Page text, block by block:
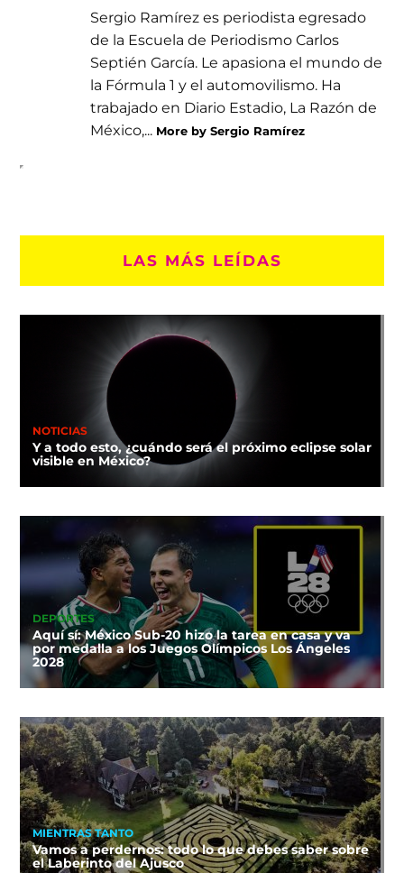
Sergio Ramírez es periodista egresado
de la Escuela de Periodismo Carlos
Septién García. Le apasiona el mundo de
la Fórmula 1 y el automovilismo. Ha
trabajado en Diario Estadio, La Razón de
México,... More by Sergio Ramírez
LAS MÁS LEÍDAS
NOTICIAS
Y a todo esto, ¿cuándo será el próximo eclipse solar
visible en México?
DEPORTES
Aquí sí: México Sub-20 hizo la tarea en casa y va
por medalla a los Juegos Olímpicos Los Ángeles
2028
MIENTRAS TANTO
Vamos a perdernos: todo lo que debes saber sobre
el Laberinto del Ajusco